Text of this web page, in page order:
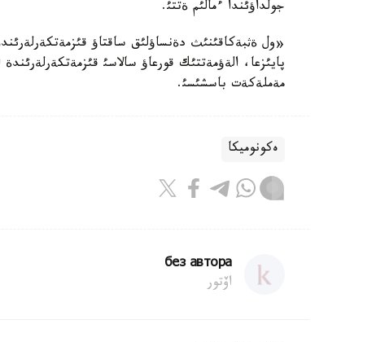
جولداؤئندا ءمالئم ةتتئ.
مةملةكةت باسشئسئ.
ەكونوميكا
без автора
اۆتور